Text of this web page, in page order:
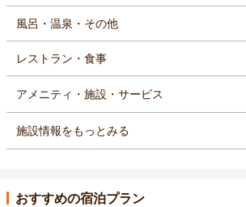
風呂・温泉・その他
レストラン・食事
アメニティ・施設・サービス
施設情報をもっとみる
おすすめの宿泊プラン